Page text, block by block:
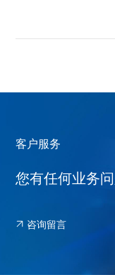
客户服务
您有任何业务
咨询留言